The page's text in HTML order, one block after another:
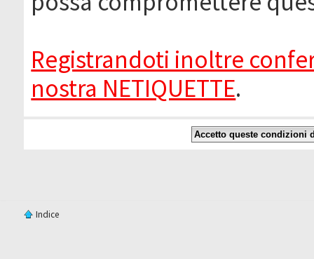
Registrandoti inoltre
nostra NETIQUETTE.
Indice